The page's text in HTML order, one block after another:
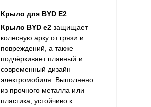
Крыло для BYD E2
Крыло BYD e2 защищает
колесную арку от грязи и
повреждений, а также
подчёркивает плавный и
современный дизайн
электромобиля. Выполнено
из прочного металла или
пластика, устойчиво к